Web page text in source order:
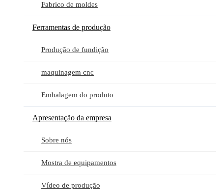
Fabrico de moldes
Ferramentas de produção
Produção de fundição
maquinagem cnc
Embalagem do produto
Apresentação da empresa
Sobre nós
Mostra de equipamentos
Vídeo de produção